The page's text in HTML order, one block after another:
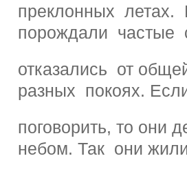
преклонных летах.
порождали частые
отказались от
разных покоях.
поговорить, то они
небом. Так они